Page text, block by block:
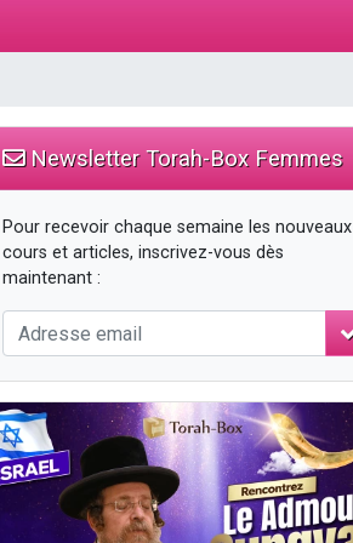
Newsletter Torah-Box Femmes
Pour recevoir chaque semaine les nouveaux
cours et articles, inscrivez-vous dès
maintenant :